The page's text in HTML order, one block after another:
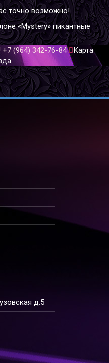
точно возможно!
«Mystery» пикантные
+7 (964) 342-76-84
Карта
д.5